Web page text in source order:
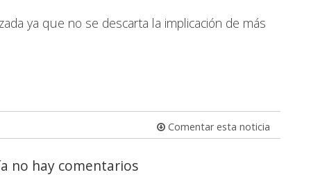
ya que no se descarta la implicación de más
Comentar esta noticia
no hay comentarios